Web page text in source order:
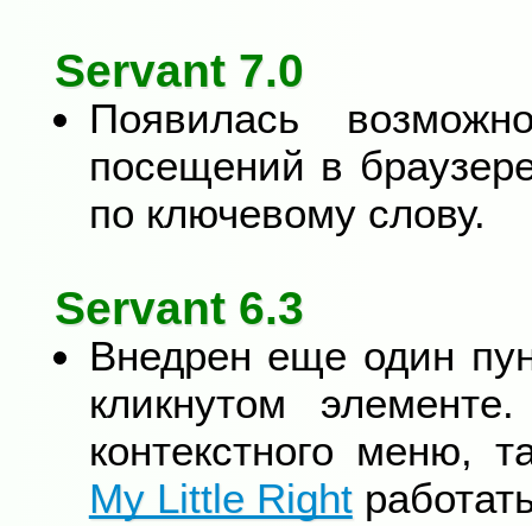
Servant 7.0
Появилась
посещений в
по ключевому слову.
Servant 6.3
Внедрен еще один
кликнутом
контекстного меню,
My Little Right